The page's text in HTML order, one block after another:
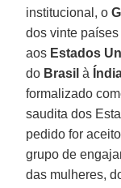
institucional, o
dos vinte
aos Estados
do Brasil à
formalizado
saudita dos
pedido for
grupo de
das mulheres,